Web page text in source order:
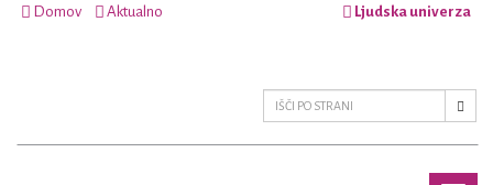
Domov Aktualno Ljudska univerza